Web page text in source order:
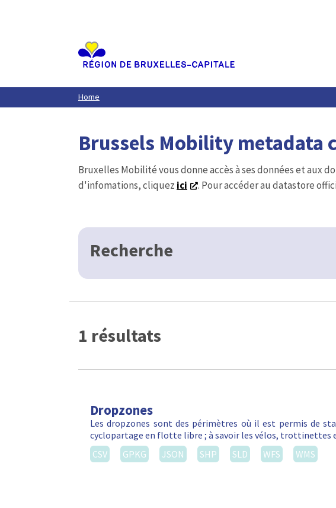
Home
Brussels Mobility metadata
Bruxelles Mobilité vous donne accès à ses données et aux
d'infomations, cliquez ici . Pour accéder au datastore
Recherche
1 résultats
Dropzones
Les dropzones sont des périmètres où il est permis de
cyclopartage en flotte libre ; à savoir les vélos, trottinettes
CSV
GPKG JSON SHP SLD WFS WMS